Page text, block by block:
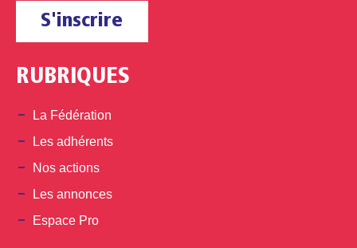
S'inscrire
RUBRIQUES
La Fédération
Les adhérents
Nos actions
Les annonces
Espace Pro